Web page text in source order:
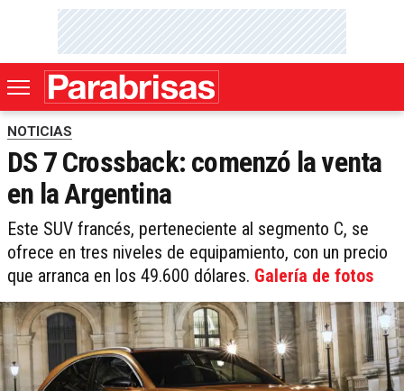
NOTICIAS
DS 7 Crossback: comenzó la venta
en la Argentina
Este SUV francés, perteneciente al segmento C, se
ofrece en tres niveles de equipamiento, con un precio
que arranca en los 49.600 dólares. Galería de fotos